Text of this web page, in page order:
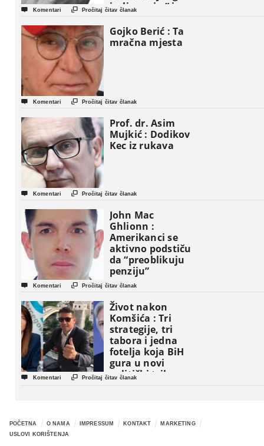
iseljavanja ” iz
Gaze
 Komentari  Pročitaj čitav članak
Gojko Berić : Ta
mračna mjesta
 Komentari  Pročitaj čitav članak
Prof. dr. Asim
Mujkić : Dodikov
Kec iz rukava
 Komentari  Pročitaj čitav članak
John Mac
Ghlionn :
Amerikanci se
aktivno podstiču
da “preoblikuju
penziju”
 Komentari  Pročitaj čitav članak
Život nakon
Komšića : Tri
strategije, tri
tabora i jedna
fotelja koja BiH
gura u novi
politički triler
 Komentari  Pročitaj čitav članak
POČETNA O NAMA IMPRESSUM KONTAKT
MARKETING
USLOVI KORIŠTENJA